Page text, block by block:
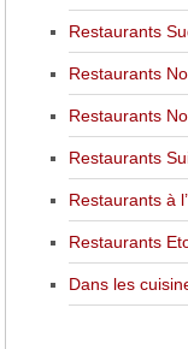
Restaurants
Restaurants
Restaurants
Restaurants
Restaurants à
Restaurants
Dans les